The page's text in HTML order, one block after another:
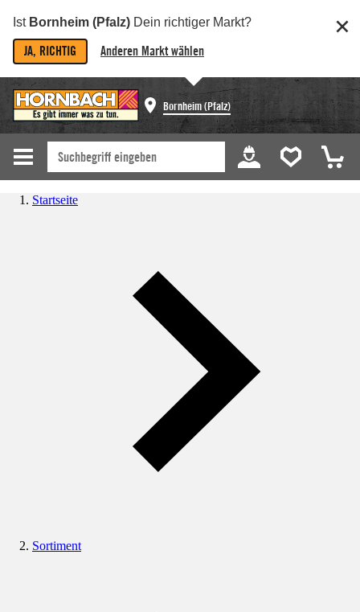
Ist Bornheim (Pfalz) Dein richtiger Markt?
JA, RICHTIG Anderen Markt wählen
Bornheim (Pfalz)
Startseite
Sortiment